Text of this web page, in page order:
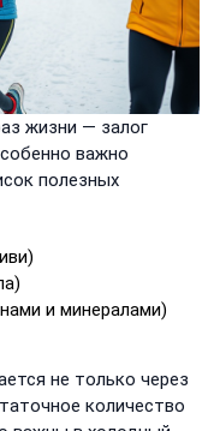
жизни — залог
важно
полезных
и минералами)
не только через
количество